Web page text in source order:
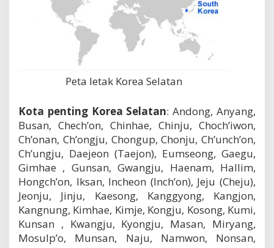
Peta letak Korea Selatan
Kota penting Korea Selatan: Andong, Anyang,
Busan, Chech’on, Chinhae, Chinju, Choch’iwon,
Ch’onan, Ch’ongju, Chongup, Chonju, Ch’unch’on,
Ch’ungju, Daejeon (Taejon), Eumseong, Gaegu,
Gimhae , Gunsan, Gwangju, Haenam, Hallim,
Hongch’on, Iksan, Incheon (Inch’on), Jeju (Cheju),
Jeonju, Jinju, Kaesong, Kanggyong, Kangjon,
Kangnung, Kimhae, Kimje, Kongju, Kosong, Kumi,
Kunsan , Kwangju, Kyongju, Masan, Miryang,
Mosulp’o, Munsan, Naju, Namwon, Nonsan,